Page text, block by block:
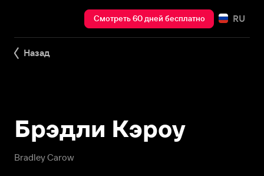
Смотреть 60 дней бесплатно RU
Назад
Bradley Carow
Брэдли Кэроу